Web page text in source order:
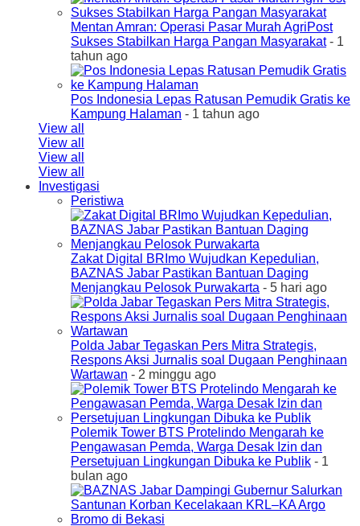
Mentan Amran: Operasi Pasar Murah AgriPost
Sukses Stabilkan Harga Pangan Masyarakat- 1
tahun ago
Pos Indonesia Lepas Ratusan Pemudik Gratis ke
Kampung Halaman - 1 tahun ago
View all
View all
View all
View all
Investigasi
Peristiwa
Zakat Digital BRImo Wujudkan Kepedulian,
BAZNAS Jabar Pastikan Bantuan Daging
Menjangkau Pelosok Purwakarta - 5 hari ago
Polda Jabar Tegaskan Pers Mitra Strategis,
Respons Aksi Jurnalis soal Dugaan Penghinaan
Wartawan - 2 minggu ago
Polemik Tower BTS Protelindo Mengarah ke
Pengawasan Pemda, Warga Desak Izin dan
Persetujuan Lingkungan Dibuka ke Publik - 1
bulan ago